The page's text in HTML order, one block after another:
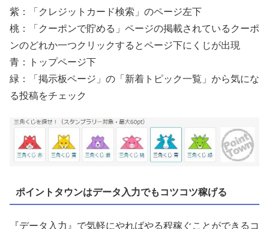
紫：「クレジットカード検索」のページ左下
桃：「クーポンで貯める」ページの掲載されているクーポ
ンのどれか一つクリックするとページ下にくじが出現
青：トップページ下
緑：「掲示板ページ」の「新着トピック一覧」から気にな
る投稿をチェック
ポイントタウンはデータ入力でもコツコツ稼げる
『データ入力』で気軽にやればやる程稼ぐことができるコ